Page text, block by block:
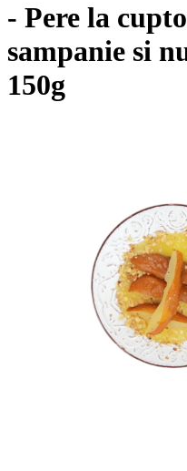
- Pere la
sampanie si
150g